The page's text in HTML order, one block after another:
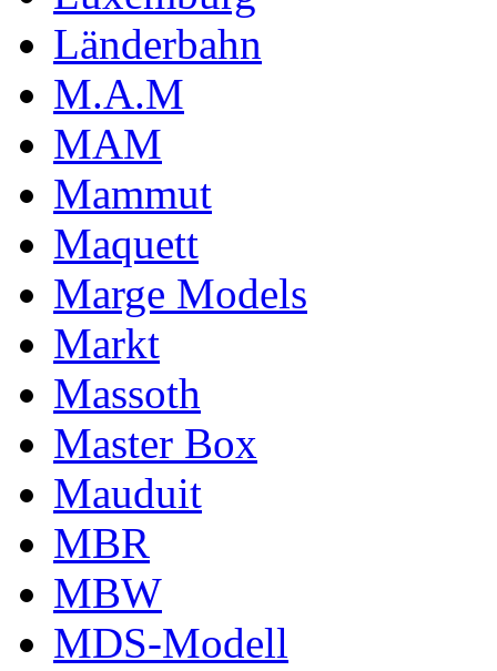
Länderbahn
M.A.M
MAM
Mammut
Maquett
Marge Models
Markt
Massoth
Master Box
Mauduit
MBR
MBW
MDS-Modell